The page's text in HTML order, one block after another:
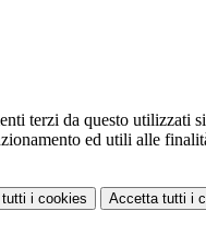
terzi da questo utilizzati
ed utili alle
tutti i cookies Accetta tutti i